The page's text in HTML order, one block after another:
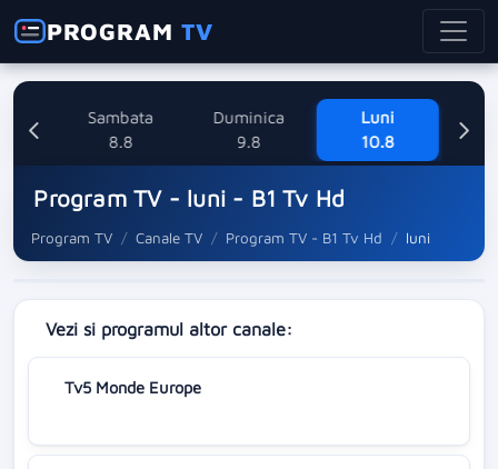
PROGRAMTV
Sambata
8.8
Duminica
9.8
Luni
10.8
Program TV - luni - B1 Tv Hd
Program TV Canale TV Program TV - B1 Tv Hd luni
Vezi si programul altor canale:
Tv5 Monde Europe